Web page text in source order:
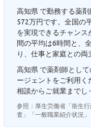
高知県 で勤務する薬
572万円です。全国の
を実現できるチャン
間の平均は6時間と、
り、仕事と家庭との両
高知県 で薬剤師とし
ージェントをご利用
相談からご就業までし
参照：厚生労働省「衛生
査」「一般職業紹介状況」